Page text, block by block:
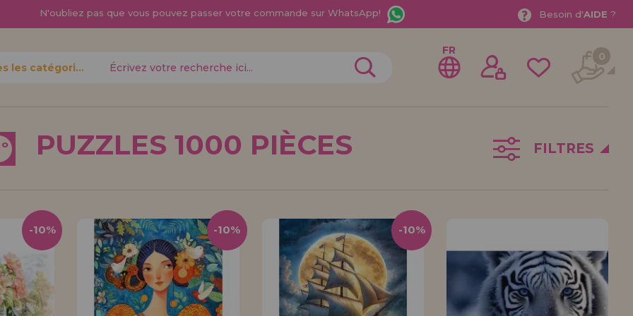
N'oubliez pas que vous pouvez passer votre commande sur WhatsApp! Besoin d'AIDE ?
nouveau distributeur
Vous êtes un professionnel ou une entreprise ? Vous souhaitez vendre nos
produits dans votre entreprise ? Inscrivez-vous en tant que distributeur et
découvrez nos conditions de vente avec des remises spéciales pour la
distribution.
Toutes les catégories
FR 0
PUZZLES 1000 PIÈCES FILTRES
-10% -10% -10%